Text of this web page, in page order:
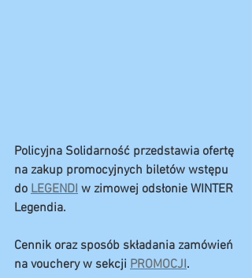
Policyjna Solidarność przedstawia ofertę
na zakup promocyjnych biletów wstępu
do LEGENDI w zimowej odsłonie WINTER
Legendia.
Cennik oraz sposób składania zamówień
na vouchery w sekcji PROMOCJI.